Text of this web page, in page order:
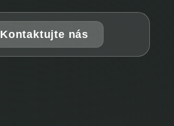
Kontaktujte nás